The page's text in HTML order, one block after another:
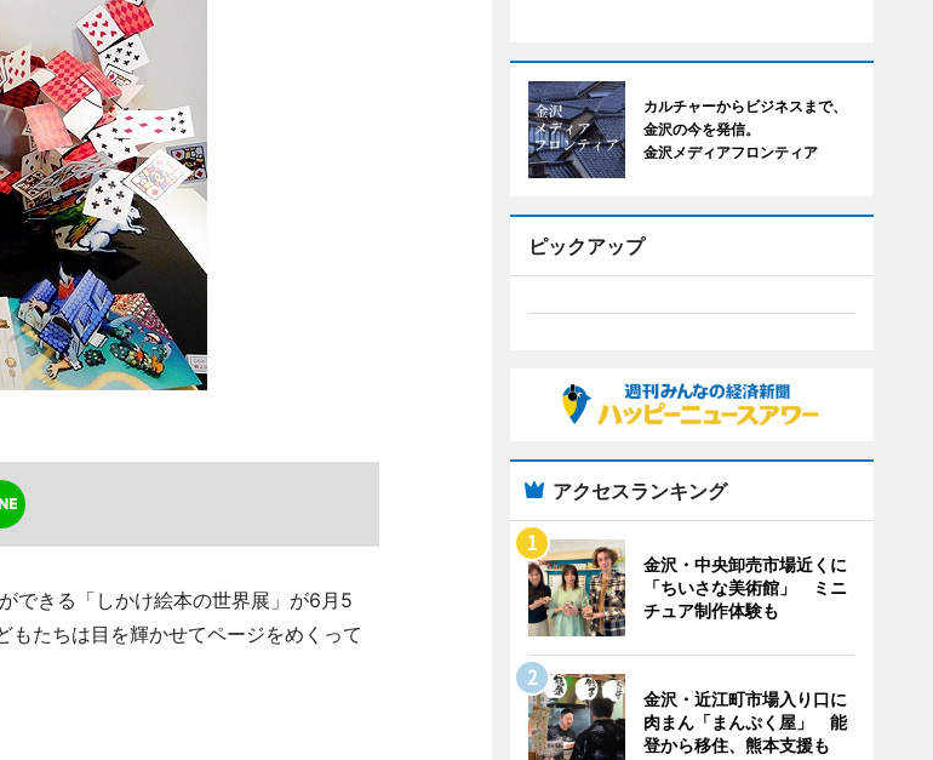
できる「しかけ絵本の世界展」が6月5
たちは目を輝かせてページをめくって
カルチャーからビジネスまで、
金沢の今を発信。
金沢メディアフロンティア
ピックアップ
アクセスランキング
金沢・中央卸売市場近くに
「ちいさな美術館」 ミニ
チュア制作体験も
金沢・近江町市場入り口に
肉まん「まんぷく屋」 能
登から移住、熊本支援も